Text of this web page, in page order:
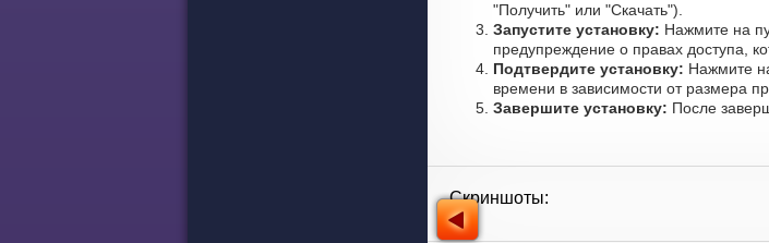
"Получить" или "Скачать").
Запустите установку: Нажмите на
предупреждение о правах доступа,
Подтвердите установку: Нажмите
времени в зависимости от размера
Завершите установку: После
Скриншоты: